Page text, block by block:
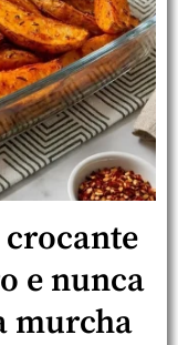
e nunca
murcha